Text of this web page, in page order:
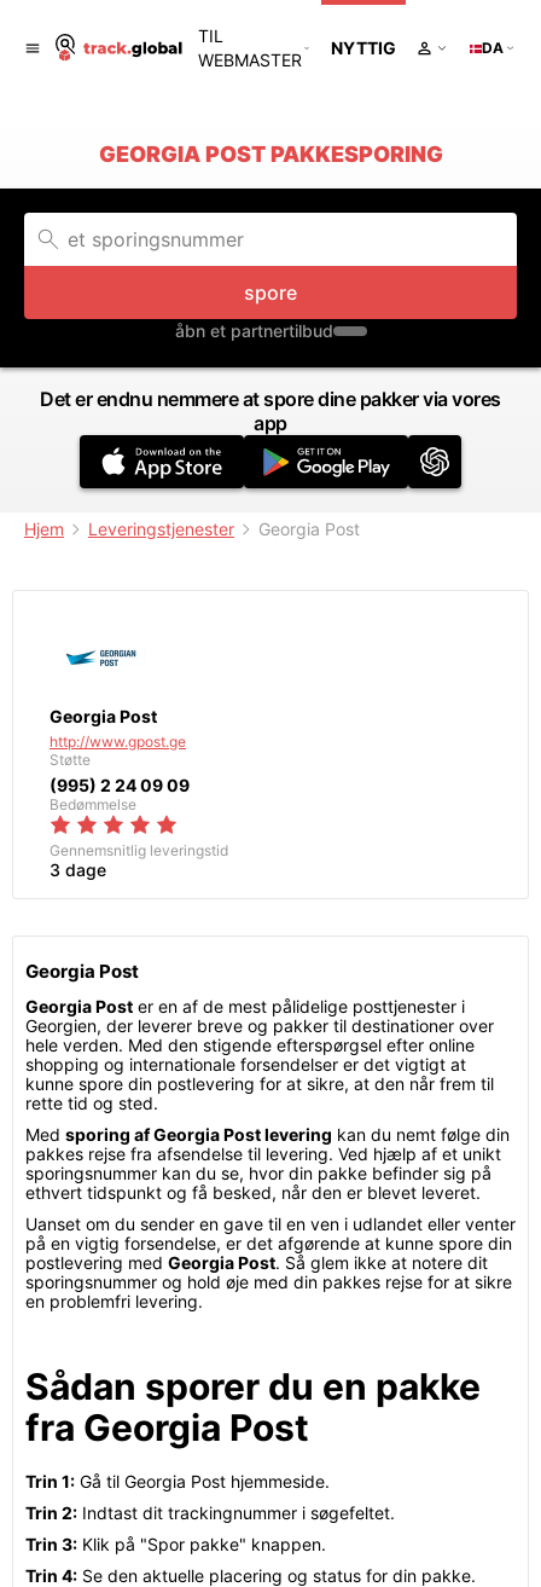
TIL
WEBMASTER
NYTTIG DA
GEORGIA POST PAKKESPORING
spore
åbn et partnertilbud
Det er endnu nemmere at spore dine pakker via vores
app
Hjem Leveringstjenester Georgia Post
Georgia Post
http://www.gpost.ge
Støtte
(995) 2 24 09 09
Bedømmelse
Gennemsnitlig leveringstid
3 dage
Georgia Post
Georgia Post er en af de mest pålidelige posttjenester i
Georgien, der leverer breve og pakker til destinationer over
hele verden. Med den stigende efterspørgsel efter online
shopping og internationale forsendelser er det vigtigt at
kunne spore din postlevering for at sikre, at den når frem til
rette tid og sted.
Med sporing af Georgia Post levering kan du nemt følge din
pakkes rejse fra afsendelse til levering. Ved hjælp af et unikt
sporingsnummer kan du se, hvor din pakke befinder sig på
ethvert tidspunkt og få besked, når den er blevet leveret.
Uanset om du sender en gave til en ven i udlandet eller venter
på en vigtig forsendelse, er det afgørende at kunne spore din
postlevering med Georgia Post. Så glem ikke at notere dit
sporingsnummer og hold øje med din pakkes rejse for at sikre
en problemfri levering.
Sådan sporer du en pakke
fra Georgia Post
Trin 1: Gå til Georgia Post hjemmeside.
Trin 2: Indtast dit trackingnummer i søgefeltet.
Trin 3: Klik på "Spor pakke" knappen.
Trin 4: Se den aktuelle placering og status for din pakke.